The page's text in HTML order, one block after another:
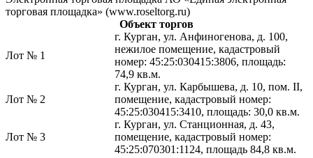
торговая площадка» (www.roseltorg.ru)
Объект торгов
Лот № 1
г. Курган, ул. Анфиногенова, д. 100,
нежилое помещение, кадастровый
номер: 45:25:030415:3806, площадь:
74,9 кв.м.
Лот № 2
г. Курган, ул. Карбышева, д. 10, пом. II,
помещение, кадастровый номер:
45:25:030415:3410, площадь: 30,0 кв.м.
Лот № 3
г. Курган, ул. Станционная, д. 43,
помещение, кадастровый номер:
45:25:070301:1124, площадь 84,8 кв.м.